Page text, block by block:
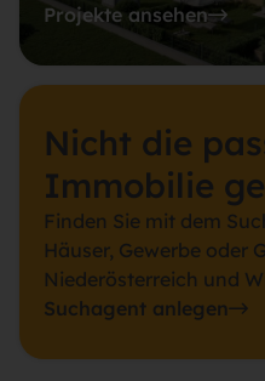
Projekte ansehen
Nicht die
Immobilie
Finden Sie mit dem
Häuser, Gewerbe oder
Niederösterreich und
Suchagent anlegen